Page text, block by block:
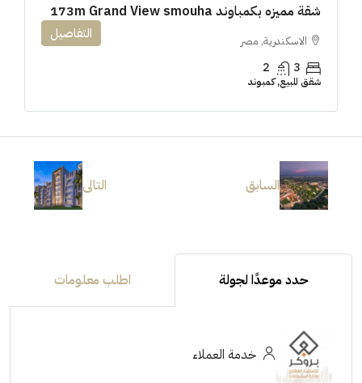
شقة مميزه بكمباوند 173m Grand View smouha
الاسكندرية, مصر
3
2
شقق للبيع, كمبوند
التفاصيل
السابق التالى
حدد موعدًا لجولة اطلب معلومات
خدمة العملاء